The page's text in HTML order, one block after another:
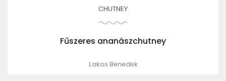
CHUTNEY
Fűszeres ananászchutney
Lakos Benedek